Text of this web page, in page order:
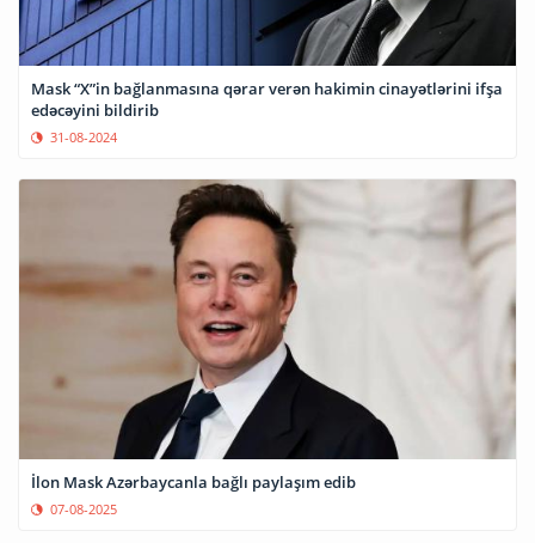
Mask “X”in bağlanmasına qərar verən hakimin cinayətlərini ifşa
edəcəyini bildirib
31-08-2024
İlon Mask Azərbaycanla bağlı paylaşım edib
07-08-2025